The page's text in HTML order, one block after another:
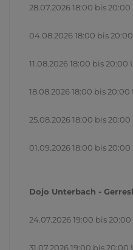
28.07.2026 18:00 bis 20:00
04.08.2026 18:00 bis
11.08.2026 18:00 bis 20:00
18.08.2026 18:00 bis 20:00
25.08.2026 18:00 bis 20:00
01.09.2026 18:00 bis 20:00
Dojo Unterbach -
24.07.2026 19:00 bis
31.07.2026 19:00 bis 20:00